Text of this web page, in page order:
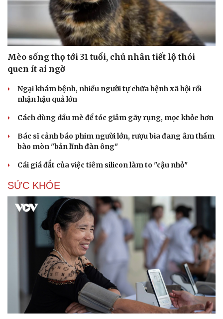
Mèo sống thọ tới 31 tuổi, chủ nhân tiết lộ thói
quen ít ai ngờ
Ngại khám bệnh, nhiều người tự chữa bệnh xã hội rồi
nhận hậu quả lớn
Cách dùng dầu mè để tóc giảm gãy rụng, mọc khỏe hơn
Bác sĩ cảnh báo phim người lớn, rượu bia đang âm thầm
bào mòn "bản lĩnh đàn ông"
Cái giá đắt của việc tiêm silicon làm to "cậu nhỏ"
SỨC KHỎE